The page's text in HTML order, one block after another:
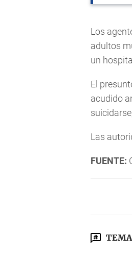
Los
adultos
un
El
acudido
Las
FUENTE: